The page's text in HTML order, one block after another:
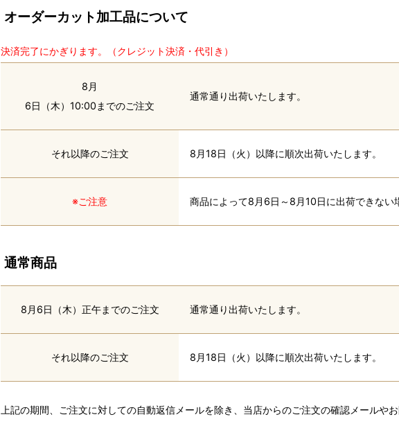
オーダーカット加工品について
決済完了にかぎります。（クレジット決済・代引き）
8月
6日（木）10:00までのご注文
通常通り出荷いたします。
それ以降のご注文 8月18日（火）以降に順次出荷いたします。
※ご注意 商品によって8月6日～8月10日に出荷できない
通常商品
8月6日（木）正午までのご注文 通常通り出荷いたします。
それ以降のご注文 8月18日（火）以降に順次出荷いたします。
上記の期間、ご注文に対しての自動返信メールを除き、当店からのご注文の確認メールや